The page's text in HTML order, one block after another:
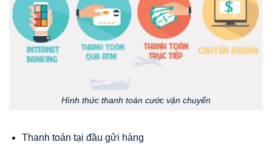
Hình thức thanh toán cước vận chuyển
Thanh toán tại đầu gửi hàng